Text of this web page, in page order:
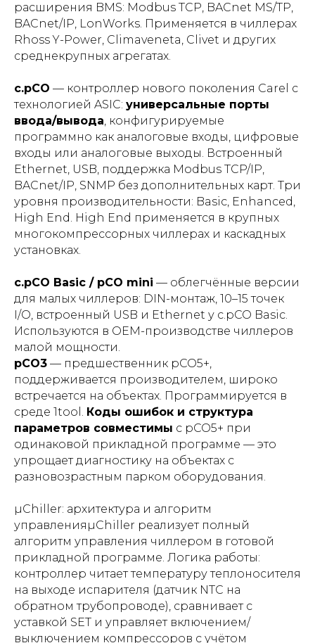
расширения BMS: Modbus TCP, BACnet MS/TP,
BACnet/IP, LonWorks. Применяется в чиллерах
Rhoss Y-Power, Climaveneta, Clivet и других
среднекрупных агрегатах.
c.pCO — контроллер нового поколения Carel с
технологией ASIC: универсальные порты
ввода/вывода, конфигурируемые
программно как аналоговые входы, цифровые
входы или аналоговые выходы. Встроенный
Ethernet, USB, поддержка Modbus TCP/IP,
BACnet/IP, SNMP без дополнительных карт. Три
уровня производительности: Basic, Enhanced,
High End. High End применяется в крупных
многокомпрессорных чиллерах и каскадных
установках.
c.pCO Basic / pCO mini — облегчённые версии
для малых чиллеров: DIN-монтаж, 10–15 точек
I/O, встроенный USB и Ethernet у c.pCO Basic.
Используются в OEM-производстве чиллеров
малой мощности.
pCO3 — предшественник pCO5+,
поддерживается производителем, широко
встречается на объектах. Программируется в
среде 1tool. Коды ошибок и структура
параметров совместимы с pCO5+ при
одинаковой прикладной программе — это
упрощает диагностику на объектах с
разновозрастным парком оборудования.
µChiller: архитектура и алгоритм
управленияµChiller реализует полный
алгоритм управления чиллером в готовой
прикладной программе. Логика работы:
контроллер читает температуру теплоносителя
на выходе испарителя (датчик NTC на
обратном трубопроводе), сравнивает с
уставкой SET и управляет включением/
выключением компрессоров с учётом